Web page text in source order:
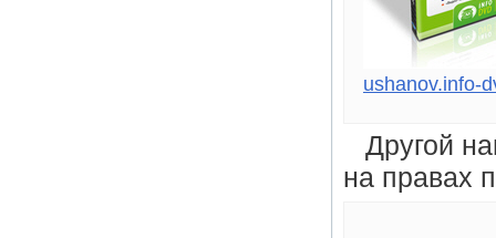
ushanov.info-
Другой
на правах